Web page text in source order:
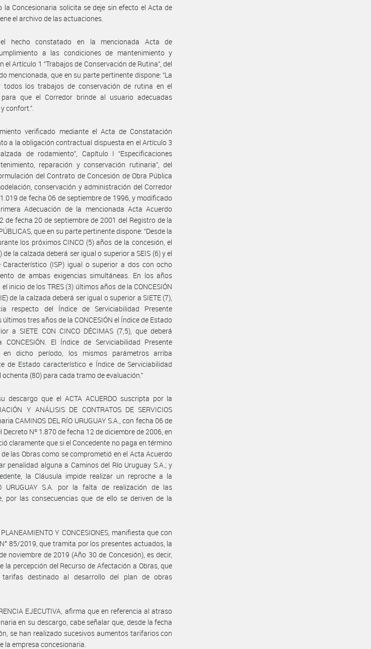
la Concesionaria solicita se deje sin efecto el Acta de
el archivo de las actuaciones.
hecho constatado en la mencionada Acta de
a las condiciones de mantenimiento y
Artículo 1 “Trabajos de Conservación de Rutina”, del
mencionada, que en su parte pertinente dispone: “La
todos los trabajos de conservación de rutina en el
que el Corredor brinde al usuario adecuadas
confort.”.
verificado mediante el Acta de Constatación
a la obligación contractual dispuesta en el Artículo 3
de rodamiento”, Capítulo I “Especificaciones
reparación y conservación rutinaria”, del
del Contrato de Concesión de Obra Pública
conservación y administración del Corredor
de fecha 06 de septiembre de 1996, y modificado
Adecuación de la mencionada Acta Acuerdo
de fecha 20 de septiembre de 2001 del Registro de la
que en su parte pertinente dispone: “Desde la
los próximos CINCO (5) años de la concesión, el
la calzada deberá ser igual o superior a SEIS (6) y el
Característico (ISP) igual o superior a dos con ocho
de ambas exigencias simultáneas. En los años
inicio de los TRES (3) últimos años de la CONCESIÓN
de la calzada deberá ser igual o superior a SIETE (7),
respecto del Índice de Serviciabilidad Presente
tres años de la CONCESIÓN el Índice de Estado
a SIETE CON CINCO DÉCIMAS (7,5), que deberá
El Índice de Serviciabilidad Presente
en dicho período, los mismos parámetros arriba
de Estado característico e Índice de Serviciabilidad
(80) para cada tramo de evaluación.”
descargo que el ACTA ACUERDO suscripta por la
Y ANÁLISIS DE CONTRATOS DE SERVICIOS
CAMINOS DEL RÍO URUGUAY S.A., con fecha 06 de
Nº 1.870 de fecha 12 de diciembre de 2006, en
claramente que si el Concedente no paga en término
de las Obras como se comprometió en el Acta Acuerdo
penalidad alguna a Caminos del Río Uruguay S.A.; y
la Cláusula impide realizar un reproche a la
URUGUAY S.A. por la falta de realización de las
por las consecuencias que de ello se deriven de la
Y CONCESIONES, manifiesta que con
85/2019, que tramita por los presentes actuados, la
noviembre de 2019 (Año 30 de Concesión), es decir,
la percepción del Recurso de Afectación a Obras, que
destinado al desarrollo del plan de obras
EJECUTIVA, afirma que en referencia al atraso
en su descargo, cabe señalar que, desde la fecha
se han realizado sucesivos aumentos tarifarios con
la empresa concesionaria.